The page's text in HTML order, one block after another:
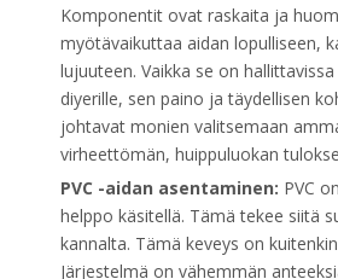
Komponentit ovat raskaita ja
myötävaikuttaa aidan lopulliseen,
lujuuteen. Vaikka se on
diyerille, sen paino ja täydellisen
johtavat monien valitsemaan
virheettömän, huippuluokan
PVC -aidan asentaminen: PVC
helppo käsitellä. Tämä tekee siitä
kannalta. Tämä keveys on
Järjestelmä on vähemmän